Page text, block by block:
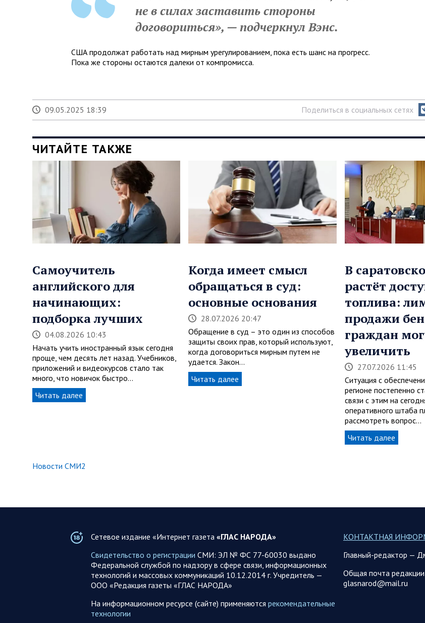
не в силах заставить стороны
договориться», — подчеркнул Вэнс.
США продолжат работать над мирным урегулированием, пока есть шанс на прогресс.
Пока же стороны остаются далеки от компромисса.
09.05.2025 18:39 Поделиться в социальных сетях
ЧИТАЙТЕ ТАКЖЕ
Самоучитель
английского для
начинающих:
подборка лучших
04.08.2026 10:43
Начать учить иностранный язык сегодня
проще, чем десять лет назад. Учебников,
приложений и видеокурсов стало так
много, что новичок быстро…
Читать далее
Когда имеет смысл
обращаться в суд:
основные основания
28.07.2026 20:47
Обращение в суд – это один из способов
защиты своих прав, который используют,
когда договориться мирным путем не
удается. Закон…
Читать далее
В
растёт
топлива:
продажи
граждан
увеличить
27.07.2026 11:45
Ситуация с
регионе постепенно
связи с этим на
оперативного штаба
рассмотреть вопрос…
Читать далее
Новости СМИ2
Сетевое издание «Интернет газета «ГЛАС НАРОДА»
Свидетельство о регистрации СМИ: ЭЛ № ФС 77-60030 выдано
Федеральной службой по надзору в сфере связи, информационных
технологий и массовых коммуникаций 10.12.2014 г. Учредитель —
ООО «Редакция газеты «ГЛАС НАРОДА»
На информационном ресурсе (сайте) применяются рекомендательные
технологии
КОНТАКТНАЯ
Главный-редактор —
Общая почта редакции
glasnarod@mail.ru